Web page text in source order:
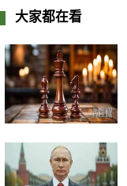
大家都在看